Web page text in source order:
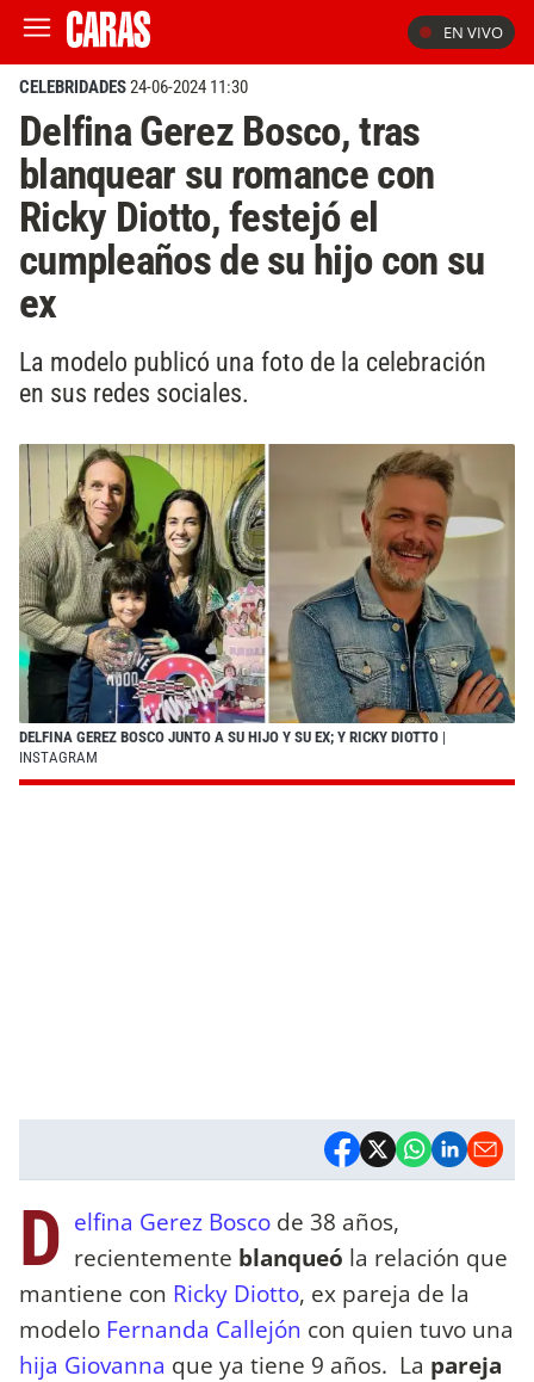
EN VIVO
CELEBRIDADES24-06-2024 11:30
Delfina Gerez Bosco, tras
blanquear su romance con
Ricky Diotto, festejó el
cumpleaños de su hijo con su
ex
La modelo publicó una foto de la celebración
en sus redes sociales.
DELFINA GEREZ BOSCO JUNTO A SU HIJO Y SU EX; Y RICKY DIOTTO |
INSTAGRAM
D elfina Gerez Bosco de 38 años,
recientemente blanqueó la relación que
mantiene con Ricky Diotto, ex pareja de la
modelo Fernanda Callejón con quien tuvo una
hija Giovanna que ya tiene 9 años. La pareja